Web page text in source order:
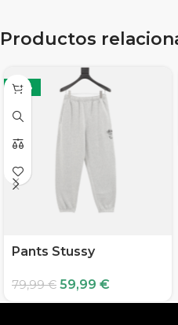
Productos
-25%
Pants Stussy
79,99€ 59,99 €